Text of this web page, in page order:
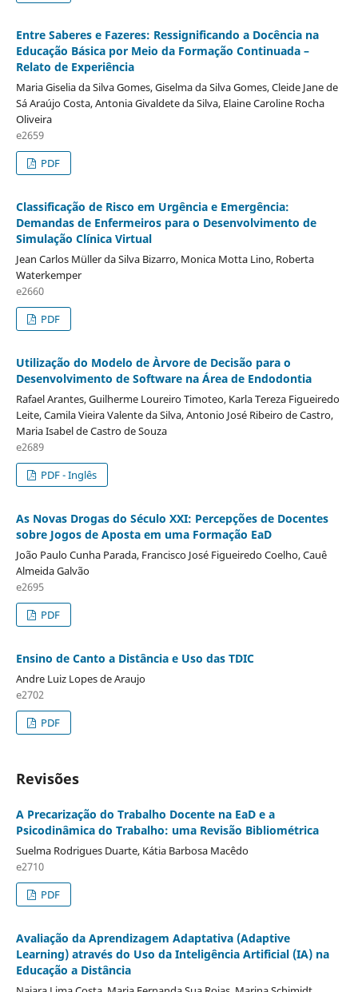
Entre Saberes e Fazeres: Ressignificando a Docência na
Educação Básica por Meio da Formação Continuada –
Relato de Experiência
Maria Giselia da Silva Gomes, Giselma da Silva Gomes, Cleide Jane de
Sá Araújo Costa, Antonia Givaldete da Silva, Elaine Caroline Rocha
Oliveira
e2659
PDF
Classificação de Risco em Urgência e Emergência:
Demandas de Enfermeiros para o Desenvolvimento de
Simulação Clínica Virtual
Jean Carlos Müller da Silva Bizarro, Monica Motta Lino, Roberta
Waterkemper
e2660
PDF
Utilização do Modelo de Àrvore de Decisão para o
Desenvolvimento de Software na Área de Endodontia
Rafael Arantes, Guilherme Loureiro Timoteo, Karla Tereza Figueiredo
Leite, Camila Vieira Valente da Silva, Antonio José Ribeiro de Castro,
Maria Isabel de Castro de Souza
e2689
PDF - Inglês
As Novas Drogas do Século XXI: Percepções de Docentes
sobre Jogos de Aposta em uma Formação EaD
João Paulo Cunha Parada, Francisco José Figueiredo Coelho, Cauê
Almeida Galvão
e2695
PDF
Ensino de Canto a Distância e Uso das TDIC
Andre Luiz Lopes de Araujo
e2702
PDF
Revisões
A Precarização do Trabalho Docente na EaD e a
Psicodinâmica do Trabalho: uma Revisão Bibliométrica
Suelma Rodrigues Duarte, Kátia Barbosa Macêdo
e2710
PDF
Avaliação da Aprendizagem Adaptativa (Adaptive
Learning) através do Uso da Inteligência Artificial (IA) na
Educação a Distância